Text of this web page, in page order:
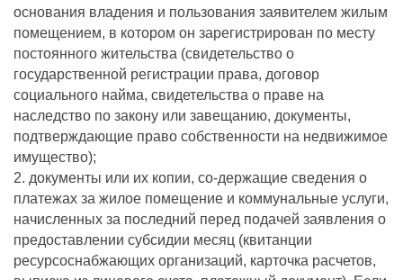
основания владения и пользования заявителем жилым
помещением, в котором он зарегистрирован по месту
постоянного жительства (свидетельство о
государственной регистрации права, договор
социального найма, свидетельства о праве на
наследство по закону или завещанию, документы,
подтверждающие право собственности на недвижимое
имущество);
2. документы или их копии, со-держащие сведения о
платежах за жилое помещение и коммунальные услуги,
начисленных за последний перед подачей заявления о
предоставлении субсидии месяц (квитанции
ресурсоснабжающих организаций, карточка расчетов,